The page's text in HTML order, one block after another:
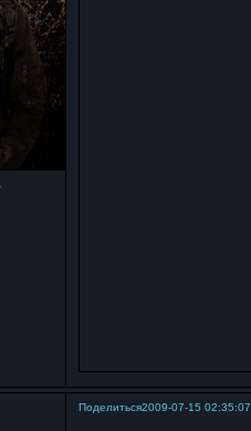
Поделиться2009-07-15 02:35:07